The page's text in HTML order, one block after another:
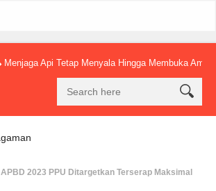
Menjaga Api Tetap Menyala Hingga Membuka
APBD 2023 PPU Ditargetkan Terserap Maksimal